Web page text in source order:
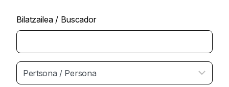
Bilatzailea / Buscador